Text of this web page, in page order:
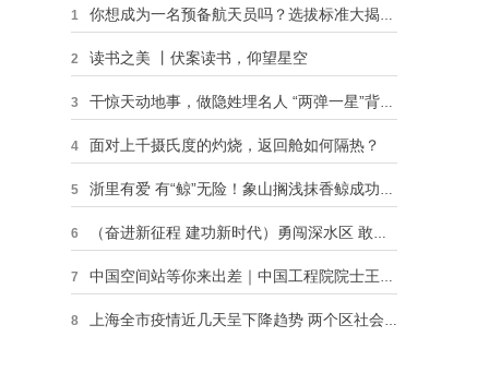
1 你想成为一名预备航天员吗？选拔标准大揭秘！
2 读书之美 丨伏案读书，仰望星空
3 干惊天动地事，做隐姓埋名人 “两弹一星”背后的感人故事
4 面对上千摄氏度的灼烧，返回舱如何隔热？
5 浙里有爱 有“鲸”无险！象山搁浅抹香鲸成功救援背后的故事
6 （奋进新征程 建功新时代）勇闯深水区 敢啃硬骨头 浙江创新探索数字政府建设
7 中国空间站等你来出差｜中国工程院院士王浚带你了解中国航天人的追梦故事
8 上海全市疫情近几天呈下降趋势 两个区社会面清零